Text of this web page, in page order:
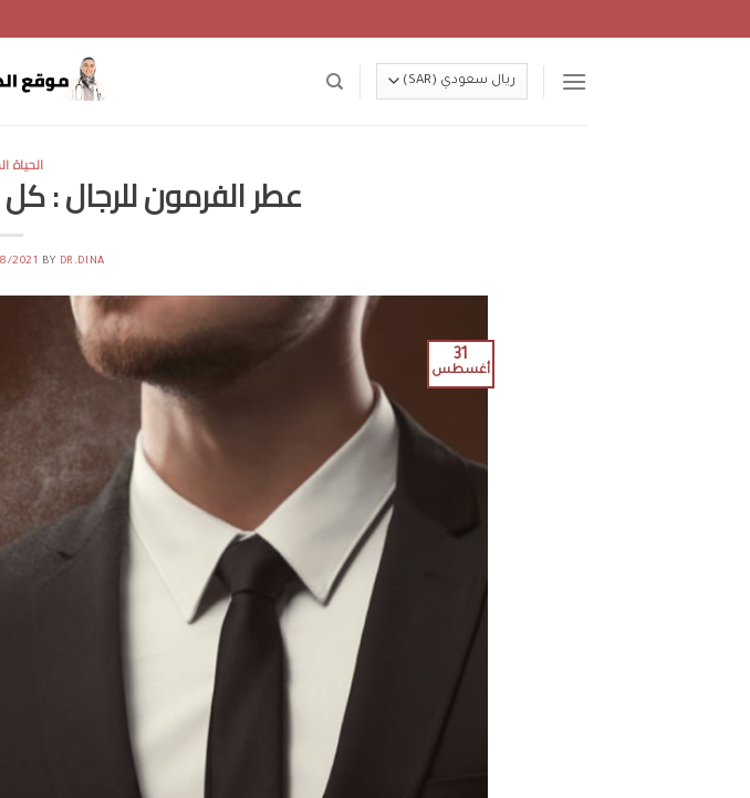
to
الحياة
عطر الفرمون للرجال :
2021 BY DR.DINA
31
أغسطس